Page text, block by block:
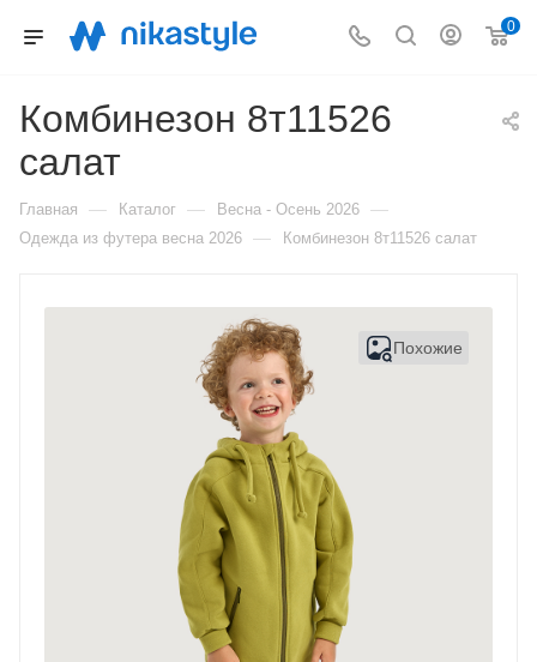
0
Комбинезон 8т11526
салат
Главная — Каталог — Весна - Осень 2026 —
Одежда из футера весна 2026 — Комбинезон 8т11526 салат
Похожие